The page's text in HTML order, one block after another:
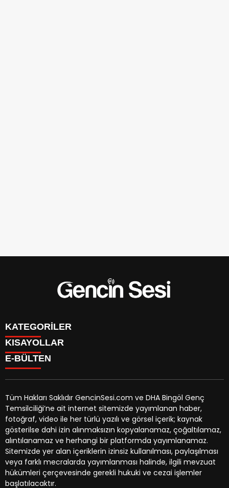
KATEGORİLER
GENÇ
BİNGÖL
ÖZEL HABER
EKONOMİ
YEREL HABERLER
CANLI BORSA
KÜNYE
İLETİŞİM
KISAYOLLAR
BURÇLAR
CANLI TV
HAVA DURUMU
NÖBETÇİ ECZANELER
TRAFİK DURUMU
YEREL HABERLER
GAZETELER
E-BÜLTEN
gencinsesi.com e-bültenine abone olarak, tarafınıza haber,
duyuru ve kampanya içerikli e-postaların gönderilmesini
kabul etmiş olursunuz.
Tüm Hakları Saklıdır GencinSesi.com ve DHA Bingöl Genç
Temsilciliği’ne ait internet sitemizde yayımlanan haber,
fotoğraf, video ile her türlü yazılı ve görsel içerik; kaynak
gösterilse dahi izin alınmaksızın kopyalanamaz, çoğaltılamaz,
alıntılanamaz ve herhangi bir platformda yayımlanamaz.
Sitemizde yer alan içeriklerin izinsiz kullanılması, paylaşılması
veya farklı mecralarda yayımlanması halinde, ilgili mevzuat
hükümleri çerçevesinde gerekli hukuki ve cezai işlemler
başlatılacaktır.